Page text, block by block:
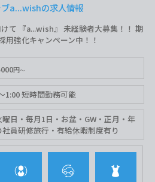
a...wishの求人情報
て 『a...wish』 未経験者大募集！！ 期
用強化キャンペーン中！！
円
1:00 短時間勤務可能
日・毎月1日・お盆・GW・正月・年
員研修旅行・有給休暇制度有り